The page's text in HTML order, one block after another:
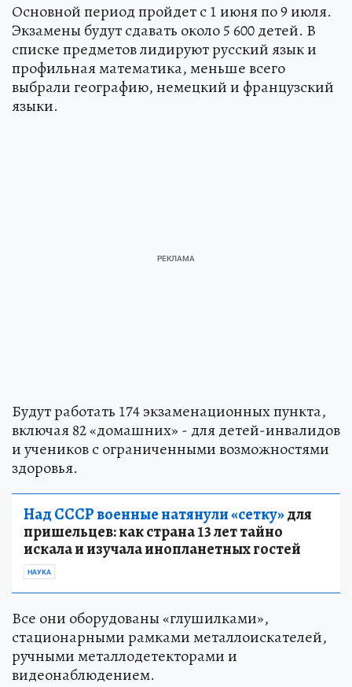
Основной период пройдет с 1 июня по 9 июля.
Экзамены будут сдавать около 5 600 детей. В
списке предметов лидируют русский язык и
профильная математика, меньше всего
выбрали географию, немецкий и французский
языки.
Будут работать 174 экзаменационных пункта,
включая 82 «домашних» - для детей-инвалидов
и учеников с ограниченными возможностями
здоровья.
Над СССР военные натянули «сетку»для
пришельцев: как страна 13 лет тайно
искала и изучала инопланетных гостей
НАУКА
Все они оборудованы «глушилками»,
стационарными рамками металлоискателей,
ручными металлодетекторами и
видеонаблюдением.